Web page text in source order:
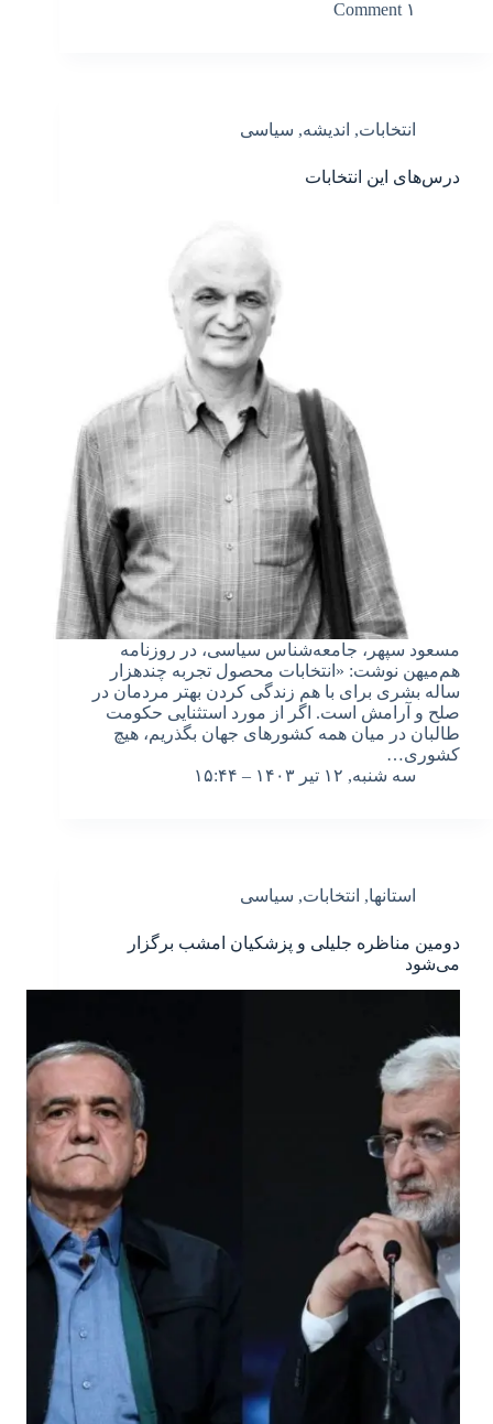
۱ Comment
انتخابات, اندیشه, سیاسی
درس‌های این انتخابات
مسعود سپهر، جامعه‏‌شناس سیاسی، در روزنامه
هم‌میهن نوشت: «انتخابات محصول تجربه چندهزار
ساله بشری برای با هم زندگی کردن بهتر مردمان در
صلح و آرامش است. اگر از مورد استثنایی حکومت
طالبان در میان همه کشورهای جهان بگذریم، هیچ
کشوری…
سه شنبه, ۱۲ تیر ۱۴۰۳ – ۱۵:۴۴
استانها, انتخابات, سیاسی
دومین مناظره جلیلی و پزشکیان امشب برگزار
می‌شود